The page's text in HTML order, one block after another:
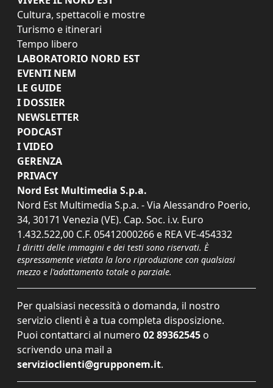
Cultura, spettacoli e mostre
Turismo e itinerari
Tempo libero
LABORATORIO NORD EST
EVENTI NEM
LE GUIDE
I DOSSIER
NEWSLETTER
PODCAST
I VIDEO
GERENZA
PRIVACY
Nord Est Multimedia S.p.a.
Nord Est Multimedia S.p.a. - Via Alessandro Poerio,
34, 30171 Venezia (VE). Cap. Soc. i.v. Euro
1.432.522,00 C.F. 05412000266 e REA VE-454332
I diritti delle immagini e dei testi sono riservati. È
espressamente vietata la loro riproduzione con qualsiasi
mezzo e l'adattamento totale o parziale.
Per qualsiasi necessità o domanda, il nostro
servizio clienti è a tua completa disposizione.
Puoi contattarci al numero 02 89362545 o
scrivendo una mail a
servizioclienti@grupponem.it.